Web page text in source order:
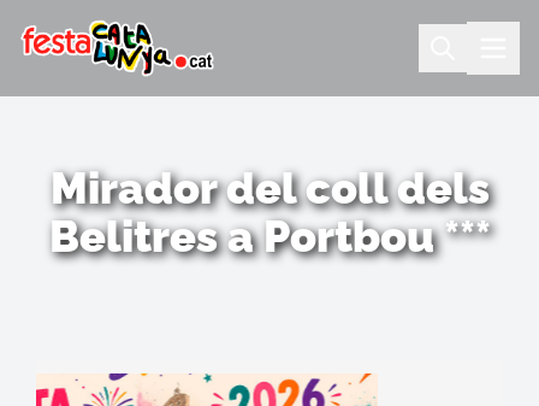
Mirador del coll dels
Belitres a Portbou ***